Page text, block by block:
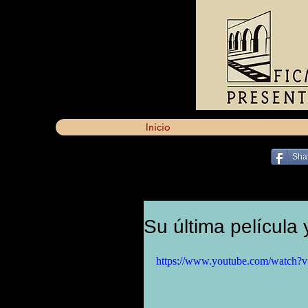
Inicio
Su última película
https://www.youtube.com/